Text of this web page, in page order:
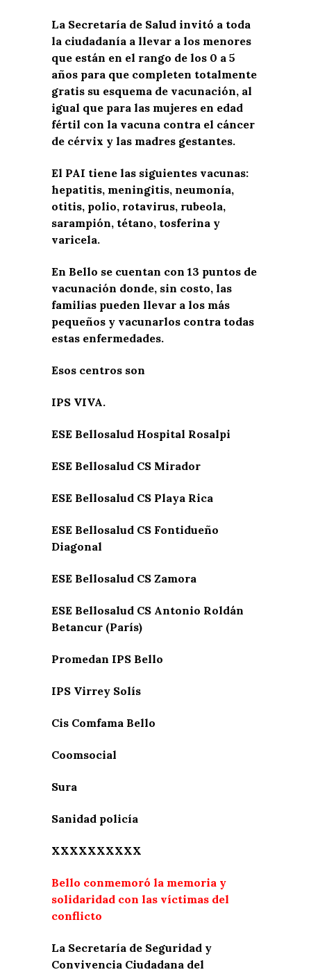
La Secretaría de Salud invitó a toda
la ciudadanía a llevar a los menores
que están en el rango de los 0 a 5
años para que completen totalmente
gratis su esquema de vacunación, al
igual que para las mujeres en edad
fértil con la vacuna contra el cáncer
de cérvix y las madres gestantes.
El PAI tiene las siguientes vacunas:
hepatitis, meningitis, neumonía,
otitis, polio, rotavirus, rubeola,
sarampión, tétano, tosferina y
varicela.
En Bello se cuentan con 13 puntos de
vacunación donde, sin costo, las
familias pueden llevar a los más
pequeños y vacunarlos contra todas
estas enfermedades.
Esos centros son
IPS VIVA.
ESE Bellosalud Hospital Rosalpi
ESE Bellosalud CS Mirador
ESE Bellosalud CS Playa Rica
ESE Bellosalud CS Fontidueño
Diagonal
ESE Bellosalud CS Zamora
ESE Bellosalud CS Antonio Roldán
Betancur (París)
Promedan IPS Bello
IPS Virrey Solís
Cis Comfama Bello
Coomsocial
Sura
Sanidad policía
XXXXXXXXXX
Bello conmemoró la memoria y
solidaridad con las víctimas del
conflicto
La Secretaría de Seguridad y
Convivencia Ciudadana del